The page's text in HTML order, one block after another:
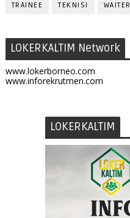
TRAINEE TEKNISI WAITER
LOKERKALTIM Network
www.lokerborneo.com
www.inforekrutmen.com
LOKERKALTIM